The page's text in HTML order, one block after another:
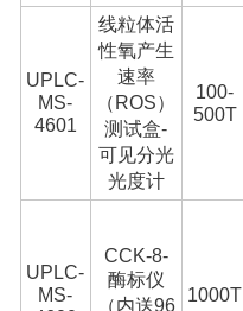
UPLC-
MS-
4601
线粒体活
性氧产生
速率
（ROS）
测试盒-
可见分光
光度计
100-
500T
UPLC-
MS-
CCK-8-
酶标仪
（内送96
1000T